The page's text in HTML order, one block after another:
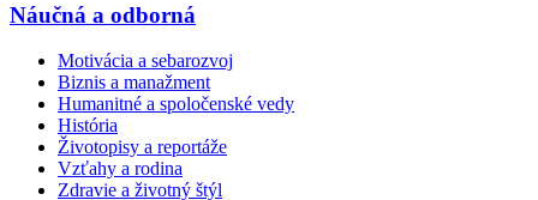
Náučná a odborná
Motivácia a sebarozvoj
Biznis a manažment
Humanitné a spoločenské vedy
História
Životopisy a reportáže
Vzťahy a rodina
Zdravie a životný štýl